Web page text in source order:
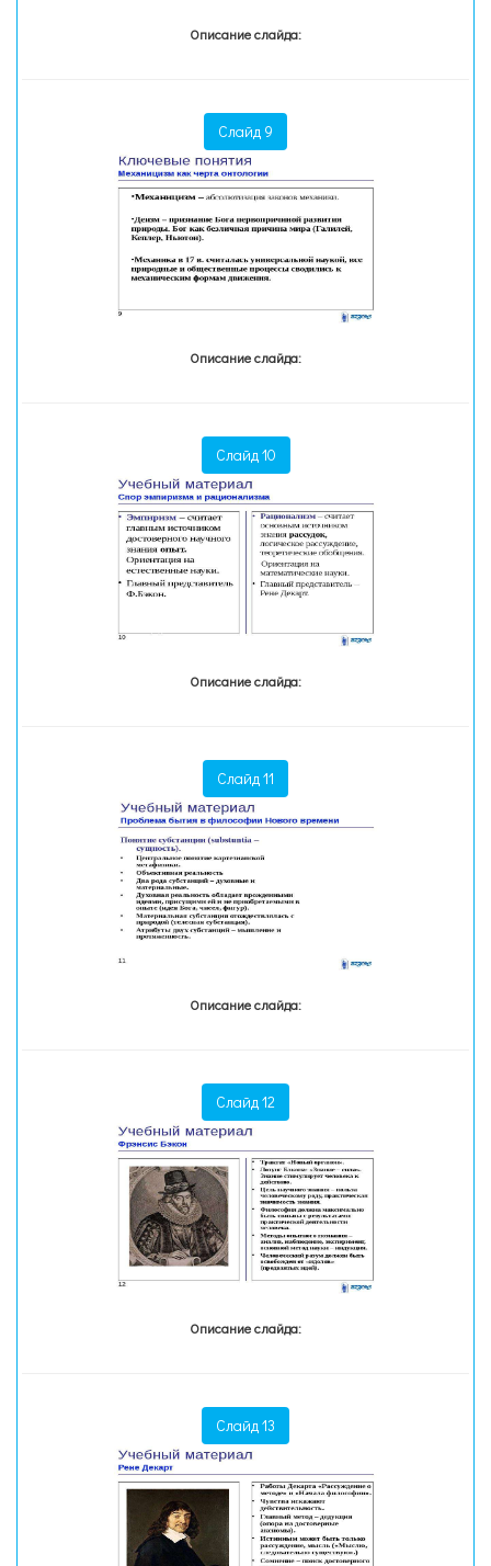
Описание слайда:
Слайд 9
Описание слайда:
Слайд 10
Описание слайда:
Слайд 11
Описание слайда:
Слайд 12
Описание слайда:
Слайд 13